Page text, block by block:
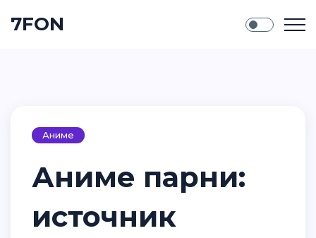
7FON
Аниме
Аниме парни:
источник